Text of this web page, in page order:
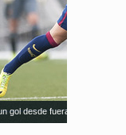
gol desde fuera del área.